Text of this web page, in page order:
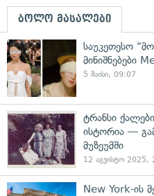
ბოლო მასალები
საუკეთესო
მინიშნებები
5 მაისი, 09:07
ტრანსი
ისტორია —
მუზეუმში
12 აგვისტო 2025,
New York-ის